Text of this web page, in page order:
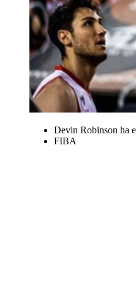
Devin Robinson ha
FIBA